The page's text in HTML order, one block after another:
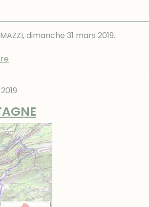
dimanche 31 mars 2019.